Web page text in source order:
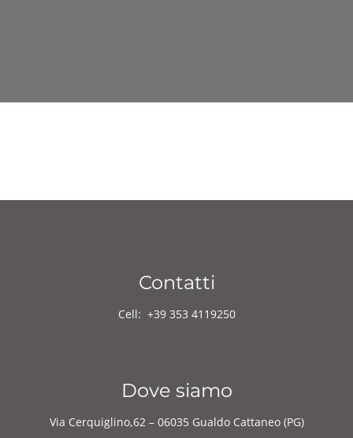
Contatti
Cell: +39 353 4119250
Dove siamo
Via Cerquiglino,62 – 06035 Gualdo Cattaneo (PG)